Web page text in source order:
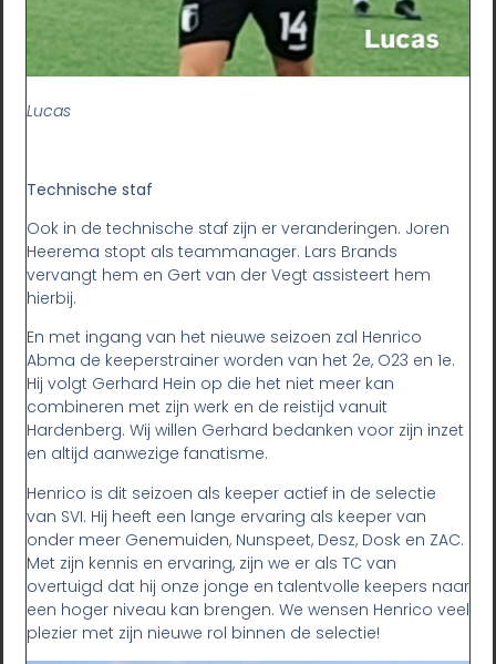
Lucas
Technische staf
Ook in de technische staf zijn er veranderingen. Joren
Heerema stopt als teammanager. Lars Brands
vervangt hem en Gert van der Vegt assisteert hem
hierbij.
En met ingang van het nieuwe seizoen zal Henrico
Abma de keeperstrainer worden van het 2e, O23 en 1e.
Hij volgt Gerhard Hein op die het niet meer kan
combineren met zijn werk en de reistijd vanuit
Hardenberg. Wij willen Gerhard bedanken voor zijn inzet
en altijd aanwezige fanatisme.
Henrico is dit seizoen als keeper actief in de selectie
van SVI. Hij heeft een lange ervaring als keeper van
onder meer Genemuiden, Nunspeet, Desz, Dosk en ZAC.
Met zijn kennis en ervaring, zijn we er als TC van
overtuigd dat hij onze jonge en talentvolle keepers naar
een hoger niveau kan brengen. We wensen Henrico veel
plezier met zijn nieuwe rol binnen de selectie!